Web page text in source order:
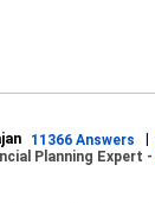
11366 Answers |
Planning Expert -